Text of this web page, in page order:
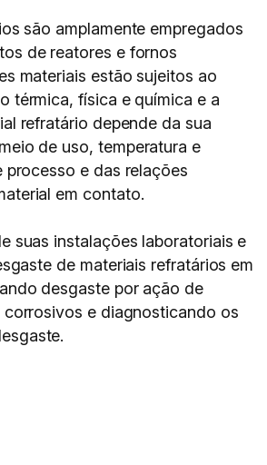
são amplamente empregados
de reatores e fornos
materiais estão sujeitos ao
térmica, física e química e a
refratário depende da sua
de uso, temperatura e
processo e das relações
em contato.
suas instalações laboratoriais e
de materiais refratários em
desgaste por ação de
corrosivos e diagnosticando os